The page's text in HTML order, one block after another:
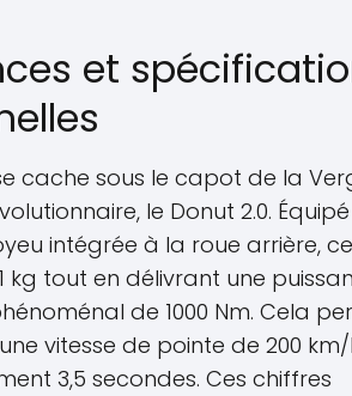
et
cache sous le capot de la
le Donut 2.0.
intégrée à la roue arrière,
kg tout en délivrant une
de 1000 Nm. Cela
vitesse de pointe de 200 km/
3,5 secondes. Ces chiffres